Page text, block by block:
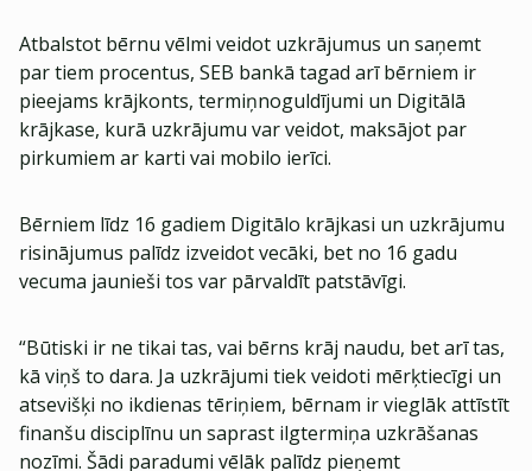
Atbalstot bērnu vēlmi veidot uzkrājumus un saņemt
par tiem procentus, SEB bankā tagad arī bērniem ir
pieejams krājkonts, termiņnoguldījumi un Digitālā
krājkase, kurā uzkrājumu var veidot, maksājot par
pirkumiem ar karti vai mobilo ierīci.
Bērniem līdz 16 gadiem Digitālo krājkasi un uzkrājumu
risinājumus palīdz izveidot vecāki, bet no 16 gadu
vecuma jaunieši tos var pārvaldīt patstāvīgi.
“Būtiski ir ne tikai tas, vai bērns krāj naudu, bet arī tas,
kā viņš to dara. Ja uzkrājumi tiek veidoti mērķtiecīgi un
atsevišķi no ikdienas tēriņiem, bērnam ir vieglāk attīstīt
finanšu disciplīnu un saprast ilgtermiņa uzkrāšanas
nozīmi. Šādi paradumi vēlāk palīdz pieņemt